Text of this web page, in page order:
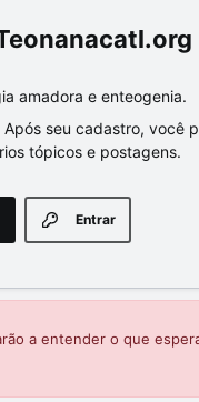
amadora e enteogenia.
seu cadastro, você
tópicos e postagens.
Entrar
a entender o que